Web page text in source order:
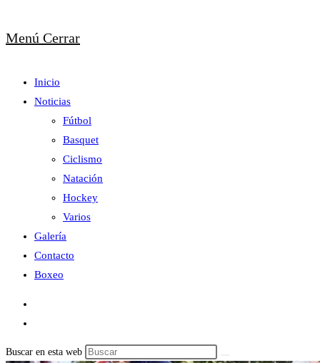
Menú Cerrar
Inicio
Noticias
Fútbol
Basquet
Ciclismo
Natación
Hockey
Varios
Galería
Contacto
Boxeo
Buscar en esta web